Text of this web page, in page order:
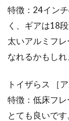
特徴：24イン
く、ギアは18
太いアルミフ
なれるかもしれ
トイザらス ［
特徴：低床フ
とても良いです